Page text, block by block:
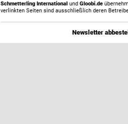
Schmetterling International und Gloobi.de
verlinkten Seiten sind ausschließlich deren
Newsletter